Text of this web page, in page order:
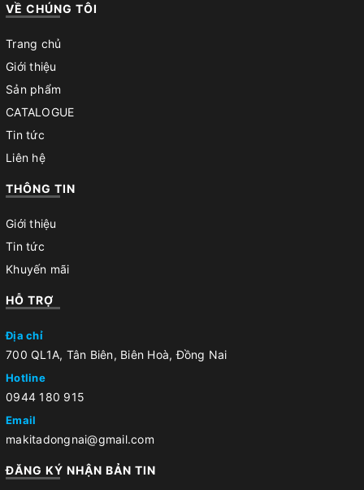
VỀ CHÚNG TÔI
Trang chủ
Giới thiệu
Sản phẩm
CATALOGUE
Tin tức
Liên hệ
THÔNG TIN
Giới thiệu
Tin tức
Khuyến mãi
HỖ TRỢ
Địa chỉ
700 QL1A, Tân Biên, Biên Hoà, Đồng Nai
Hotline
0944 180 915
Email
makitadongnai@gmail.com
ĐĂNG KÝ NHẬN BẢN TIN